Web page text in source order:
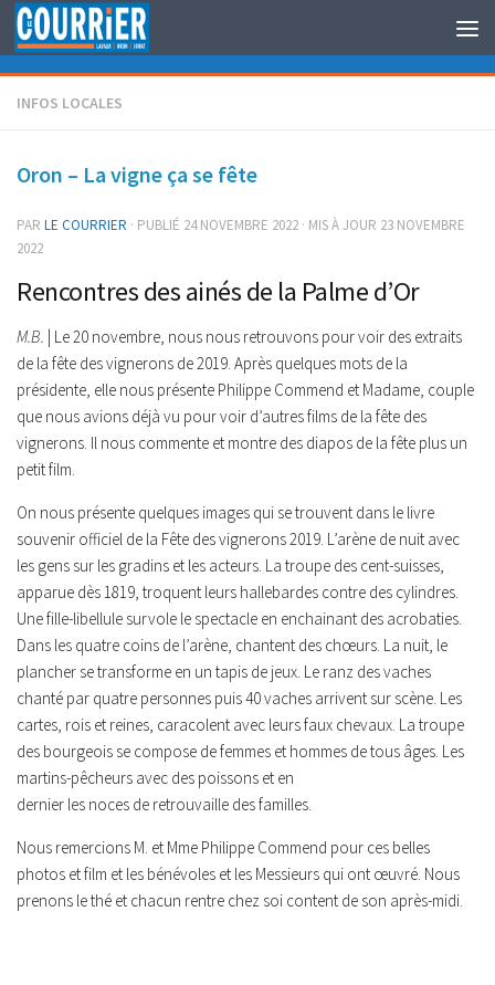
Au dessous du contenu
INFOS LOCALES
Oron – La vigne ça se fête
PAR LE COURRIER · PUBLIÉ 24 NOVEMBRE 2022 · MIS À JOUR 23 NOVEMBRE
2022
Rencontres des ainés de la Palme d’Or
M.B. | Le 20 novembre, nous nous retrouvons pour voir des extraits
de la fête des vignerons de 2019. Après quelques mots de la
présidente, elle nous présente Philippe Commend et Madame, couple
que nous avions déjà vu pour voir d’autres films de la fête des
vignerons. Il nous commente et montre des diapos de la fête plus un
petit film.
On nous présente quelques images qui se trouvent dans le livre
souvenir officiel de la Fête des vignerons 2019. L’arène de nuit avec
les gens sur les gradins et les acteurs. La troupe des cent-suisses,
apparue dès 1819, troquent leurs hallebardes contre des cylindres.
Une fille-libellule survole le spectacle en enchainant des acrobaties.
Dans les quatre coins de l’arène, chantent des chœurs. La nuit, le
plancher se transforme en un tapis de jeux. Le ranz des vaches
chanté par quatre personnes puis 40 vaches arrivent sur scène. Les
cartes, rois et reines, caracolent avec leurs faux chevaux. La troupe
des bourgeois se compose de femmes et hommes de tous âges. Les
martins-pêcheurs avec des poissons et en
dernier les noces de retrouvaille des familles.
Nous remercions M. et Mme Philippe Commend pour ces belles
photos et film et les bénévoles et les Messieurs qui ont œuvré. Nous
prenons le thé et chacun rentre chez soi content de son après-midi.